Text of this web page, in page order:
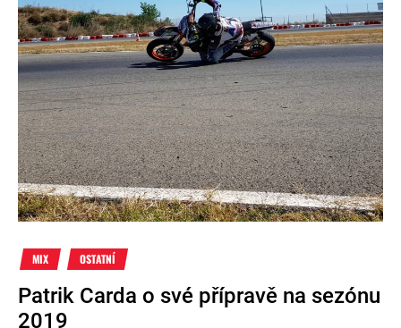
MIX OSTATNÍ
Patrik Carda o své přípravě na sezónu
2019